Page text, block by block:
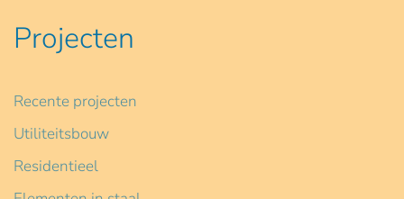
Projecten
Recente projecten
Utiliteitsbouw
Residentieel